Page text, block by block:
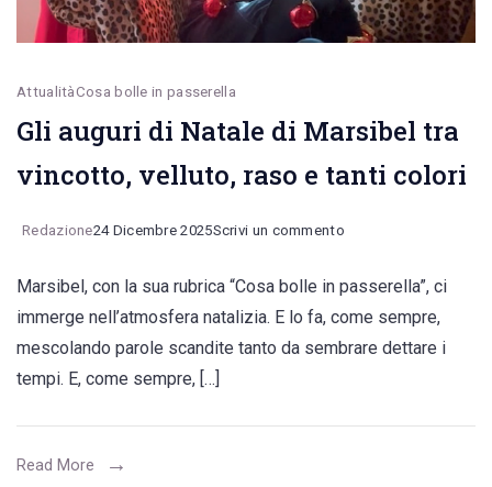
AttualitàCosa bolle in passerella
Gli auguri di Natale di Marsibel tra
vincotto, velluto, raso e tanti colori
Redazione24 Dicembre 2025Scrivi un commentoon
auguri
di
Marsibel
Marsibel, con la sua rubrica “Cosa bolle in passerella”, ci
immerge nell’atmosfera natalizia. E lo fa, come sempre,
mescolando parole scandite tanto da sembrare dettare i
tempi. E, come sempre, […]
Read More